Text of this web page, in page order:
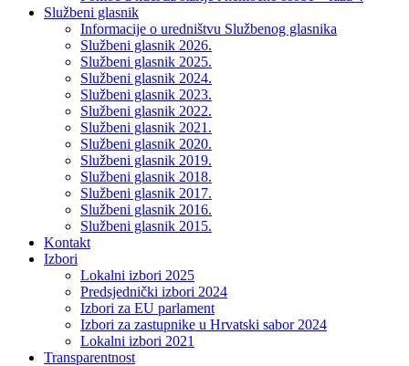
Službeni glasnik
Informacije o uredništvu Službenog glasnika
Službeni glasnik 2026.
Službeni glasnik 2025.
Službeni glasnik 2024.
Službeni glasnik 2023.
Službeni glasnik 2022.
Službeni glasnik 2021.
Službeni glasnik 2020.
Službeni glasnik 2019.
Službeni glasnik 2018.
Službeni glasnik 2017.
Službeni glasnik 2016.
Službeni glasnik 2015.
Kontakt
Izbori
Lokalni izbori 2025
Predsjednički izbori 2024
Izbori za EU parlament
Izbori za zastupnike u Hrvatski sabor 2024
Lokalni izbori 2021
Transparentnost